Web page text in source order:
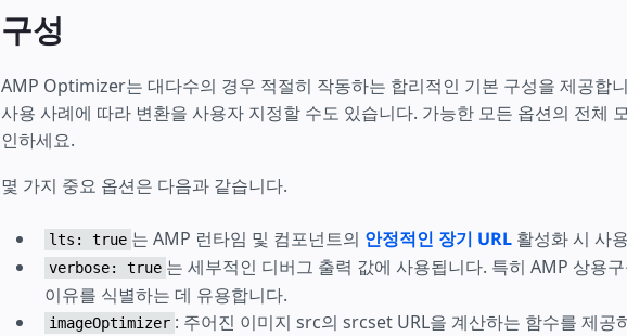
구성
AMP Optimizer는 대다수의 경우 적절히 작동하는 합리적인 기본 구성을 제공합
사용 사례에 따라 변환을 사용자 지정할 수도 있습니다. 가능한 모든 옵션의 전체
인하세요.
몇 가지 중요 옵션은 다음과 같습니다.
lts: true 는 AMP 런타임 및 컴포넌트의 안정적인 장기 URL활성화 시 사
verbose: true 는 세부적인 디버그 출력 값에 사용됩니다. 특히 AMP 상용
이유를 식별하는 데 유용합니다.
imageOptimizer : 주어진 이미지 src의 srcset URL을 계산하는 함수를 제공